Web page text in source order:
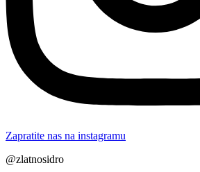
Zapratite nas na instagramu
@zlatnosidro